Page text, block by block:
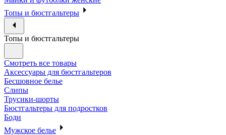
Топы и бюстгальтеры
Топы и бюстгальтеры
Смотреть все товары
Аксессуары для бюстгальтеров
Бесшовное белье
Слипы
Трусики-шорты
Бюстгальтеры для подростков
Боди
Мужское белье